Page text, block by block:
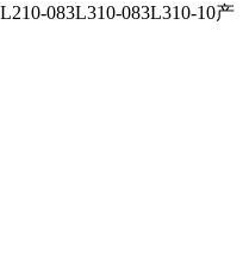
083L310-083L310-10产